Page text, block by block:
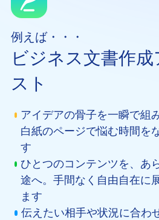
例えば・・・
ビジネス文書作成
スト
アイデアの骨子を一瞬で組
白紙のページで悩む時間を
す
ひとつのコンテンツを、あ
途へ。手間なく自由自在に
ます
伝えたい相手や状況に合わ